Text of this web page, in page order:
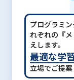
プログラミン
れぞれの『
えします。
最適な学
立場でご提案